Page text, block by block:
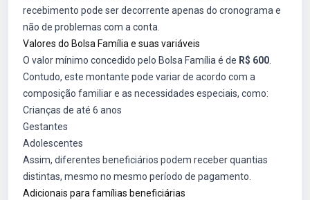
recebimento pode ser decorrente apenas do cronograma e
não de problemas com a conta.
Valores do Bolsa Família e suas variáveis
O valor mínimo concedido pelo Bolsa Família é de R$ 600
Contudo, este montante pode variar de acordo com a
composição familiar e as necessidades especiais, como:
Crianças de até 6 anos
Gestantes
Adolescentes
Assim, diferentes beneficiários podem receber quantias
distintas, mesmo no mesmo período de pagamento.
Adicionais para famílias beneficiárias